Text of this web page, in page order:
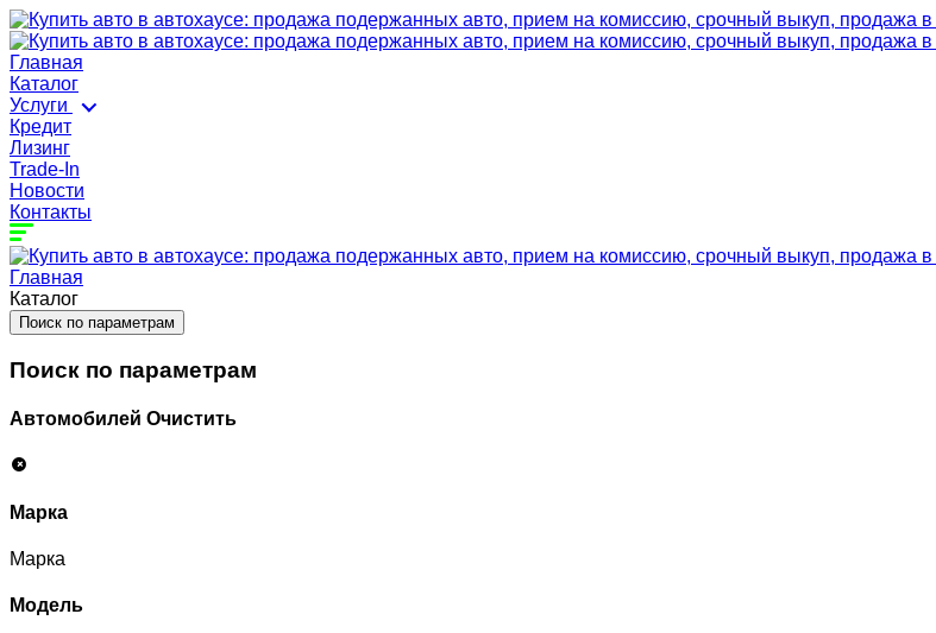
Главная
Каталог
Услуги
Кредит
Лизинг
Trade-In
Новости
Контакты
Главная
Каталог
Поиск по параметрам
Поиск по параметрам
Автомобилей Очистить
Марка
Марка
Модель